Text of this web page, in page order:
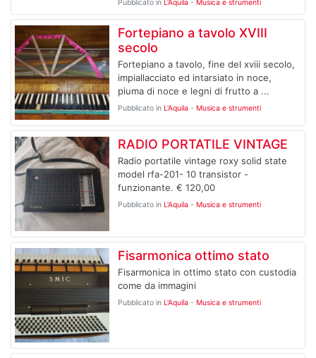
Pubblicato in L'Aquila - Musica e strumenti
Fortepiano a tavolo XVIII
secolo
Fortepiano a tavolo, fine del xviii secolo,
impiallacciato ed intarsiato in noce,
piuma di noce e legni di frutto a ...
Pubblicato in L'Aquila - Musica e strumenti
RADIO PORTATILE VINTAGE
Radio portatile vintage roxy solid state
model rfa-201- 10 transistor -
funzionante. € 120,00
Pubblicato in L'Aquila - Musica e strumenti
Fisarmonica ottimo stato
Fisarmonica in ottimo stato con custodia
come da immagini
Pubblicato in L'Aquila - Musica e strumenti